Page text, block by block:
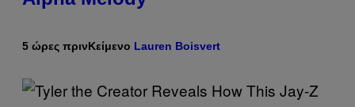
5 ώρες πρινΚείμενο Lauren Boisvert